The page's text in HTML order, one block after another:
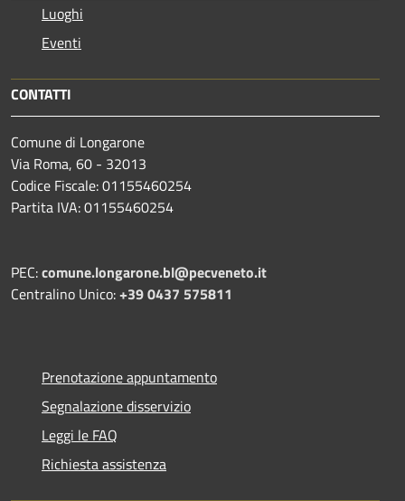
Luoghi
Eventi
CONTATTI
Comune di Longarone
Via Roma, 60 - 32013
Codice Fiscale: 01155460254
Partita IVA: 01155460254
PEC:comune.longarone.bl@pecveneto.it
Centralino Unico:+39 0437 575811
Prenotazione appuntamento
Segnalazione disservizio
Leggi le FAQ
Richiesta assistenza